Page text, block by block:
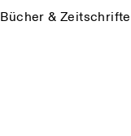
Bücher &